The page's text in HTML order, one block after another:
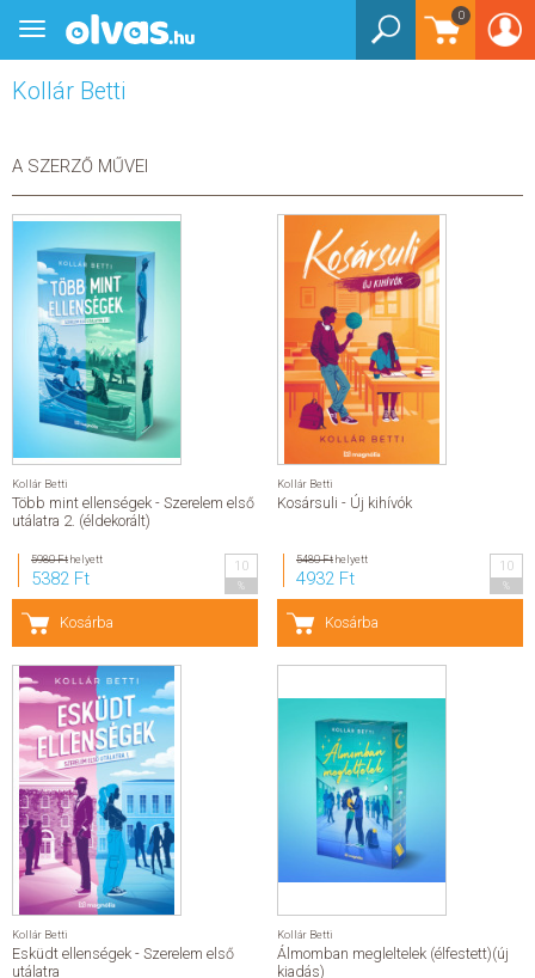
0
Toggle
navigation
Kollár Betti
A SZERZŐ MŰVEI
Kollár Betti
Több mint ellenségek - Szerelem első
utálatra 2. (éldekorált)
5980 Fthelyett
5382 Ft
10
Kosárba
Kollár Betti
Kosársuli - Új kihívók
5480 Fthelyett
4932 Ft
10
Kosárba
Kollár Betti
Esküdt ellenségek - Szerelem első
utálatra
Kollár Betti
Álmomban megleltelek (élfestett)(új
kiadás)
BEJELENTKEZÉS
KÖNYVEK
EGYÉB TERMÉKEK
STAR WARS
AKCIÓ
ELŐJEGYEZHETŐ
NÉPSZERŰ KÖNYVEK
SEGÍTHETEK?
SZERZŐK
GYIK
SAJTÓANYAGOK
HÍREK
KAPCSOLAT
ELŐRENDELHETŐ KIADVÁNYOK
ÚJDONSÁGOK